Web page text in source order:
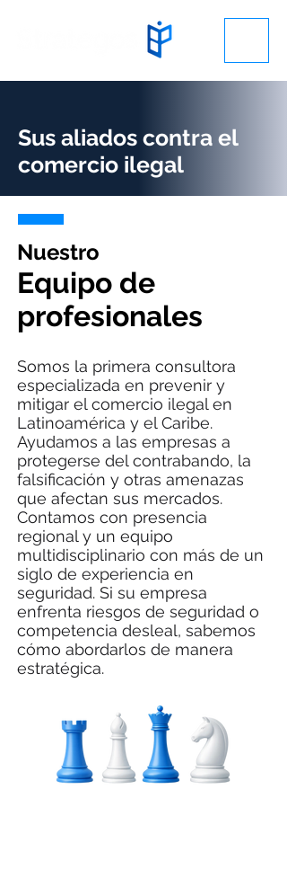
Sus aliados contra el
comercio ilegal
Nuestro
Equipo de
profesionales
Somos la primera consultora
especializada en prevenir y
mitigar el comercio ilegal en
Latinoamérica y el Caribe.
Ayudamos a las empresas a
protegerse del contrabando, la
falsificación y otras amenazas
que afectan sus mercados.
Contamos con presencia
regional y un equipo
multidisciplinario con más de un
siglo de experiencia en
seguridad. Si su empresa
enfrenta riesgos de seguridad o
competencia desleal, sabemos
cómo abordarlos de manera
estratégica.